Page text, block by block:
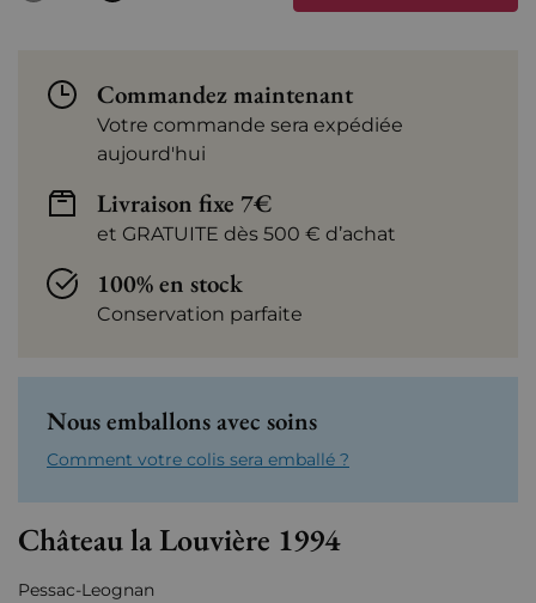
Commandez maintenant
Votre commande sera expédiée
aujourd'hui
Livraison fixe 7€
et GRATUITE dès 500 € d’achat
100% en stock
Conservation parfaite
Nous emballons avec soins
Comment votre colis sera emballé ?
Château la Louvière 1994
Pessac-Leognan